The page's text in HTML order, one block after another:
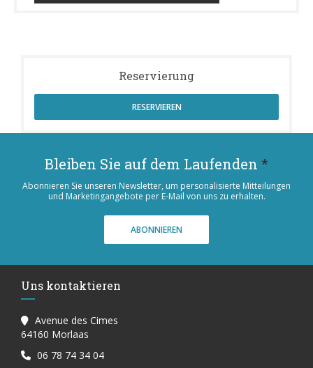
Reservierung
RESERVIEREN
Bleiben Sie auf dem Laufenden *
Abonnieren Sie unseren Newsletter, um personalisierte Mitteilungen
und Marketingangebote per E-Mail von uns zu erhalten.
ABONNIEREN
Uns kontaktieren
Avenue des Cimes
64160 Morlaas
06 78 74 34 04